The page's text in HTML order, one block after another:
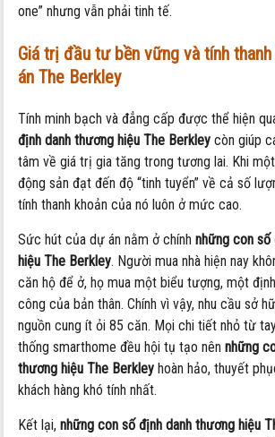
one” nhưng vẫn phải tinh tế.
Giá trị đầu tư bền vững và tính
án The Berkley
Tính minh bạch và đẳng cấp được thể hiện
định danh thương hiệu The Berkley còn giúp
tâm về giá trị gia tăng trong tương lai. Khi
động sản đạt đến độ “tinh tuyển” về cả số
tính thanh khoản của nó luôn ở mức cao.
Sức hút của dự án nằm ở chínhnhững con số
hiệu The Berkley. Người mua nhà hiện nay
căn hộ để ở, họ mua một biểu tượng, một
công của bản thân. Chính vì vậy, nhu cầu sở
nguồn cung ít ỏi 85 căn. Mọi chi tiết nhỏ từ
thống smarthome đều hội tụ tạo nênnhững
thương hiệu The Berkley hoàn hảo, thuyết
khách hàng khó tính nhất.
Kết lại,những con số định danh thương hiệu